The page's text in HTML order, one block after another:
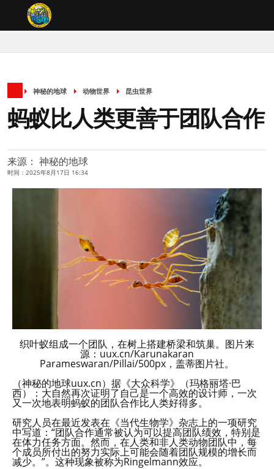
神秘的地球 动物世界 昆虫世界
蚂蚁比人类更善于团队合作
来源： 神秘的地球
时间：2025年8月17日 16:34
织叶蚁组成一个团队，在树上搭建桥梁和筑巢。图片来
源：uux.cn/Karunakaran
Parameswaran/Pillai/500px，盖蒂图片社。
（神秘的地球uux.cn）据《大众科学》（玛格丽塔·巴
西）：大自然再次证明了自己是一个高效的设计师，一次
又一次地表明蚂蚁的团队合作比人类好得多。
研究人员在最近发表在《当代生物学》杂志上的一项研究
中写道：“团队合作通常被认为可以提高团队绩效，特别是
在体力任务方面。然而，在人类和非人类动物团队中，每
个成员所付出的努力实际上可能会随着团队规模的增长而
减少。”。这种现象被称为Ringelmann效应。